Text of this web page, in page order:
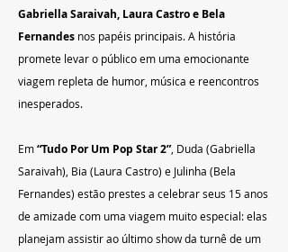
Gabriella Saraivah, Laura Castro e Bela
Fernandes nos papéis principais. A história
promete levar o público em uma emocionante
viagem repleta de humor, música e reencontros
inesperados.
Em “Tudo Por Um Pop Star 2” , Duda (Gabriella
Saraivah), Bia (Laura Castro) e Julinha (Bela
Fernandes) estão prestes a celebrar seus 15 anos
de amizade com uma viagem muito especial: elas
planejam assistir ao último show da turnê de um